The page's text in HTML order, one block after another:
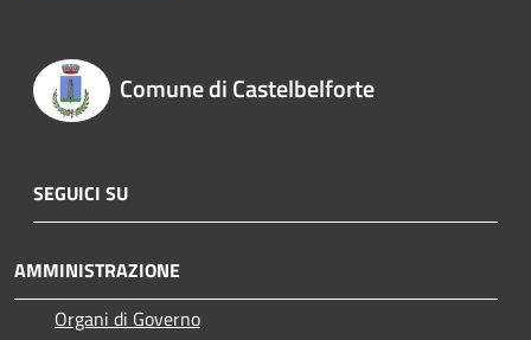
Comune di Castelbelforte
SEGUICI SU
AMMINISTRAZIONE
Organi di Governo